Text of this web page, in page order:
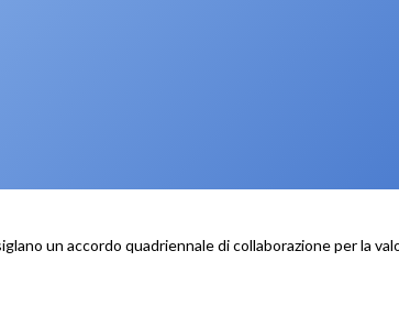
un accordo quadriennale di collaborazione per la